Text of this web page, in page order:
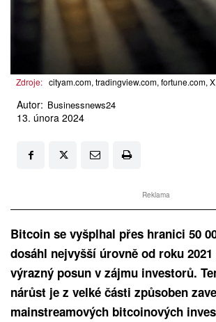
Zdroje: cityam.com, tradingview.com, fortune.com,
Autor: Businessnews24
13. února 2024
Reklama
Bitcoin se vyšplhal přes hranici 50
dosáhl nejvyšší úrovně od roku 2021
výrazný posun v zájmu investorů.
nárůst je z velké části způsoben
mainstreamových bitcoinových